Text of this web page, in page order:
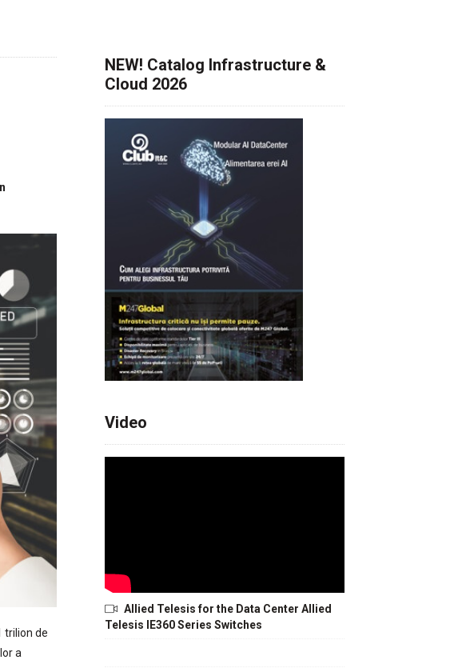
trilion de
a
NEW! Catalog Infrastructure &
Cloud 2026
Video
Allied Telesis for the Data Center Allied
Telesis IE360 Series Switches